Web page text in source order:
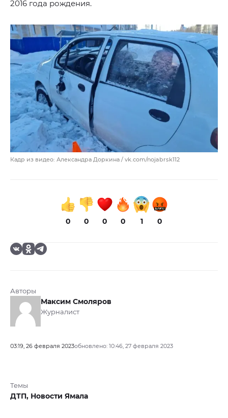
2016 года рождения.
Кадр из видео: Александра Доркина / vk.com/nojabrsk112
0 0 0 0 1 0
Авторы
Максим Смоляров
Журналист
03:19, 26 февраля 2023обновлено: 10:46, 27 февраля 2023
Темы
ДТП, Новости Ямала